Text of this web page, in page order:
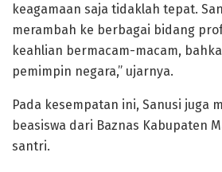
keagamaan saja tidaklah tepat.
merambah ke berbagai bidang
keahlian bermacam-macam,
pemimpin negara,” ujarnya.
Pada kesempatan ini, Sanusi juga
beasiswa dari Baznas Kabupaten
santri.